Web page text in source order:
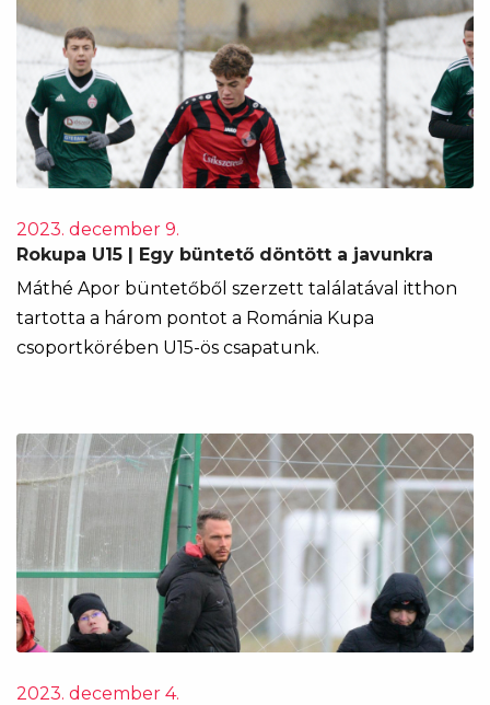
2023. december 9.
Rokupa U15 | Egy büntető döntött a javunkra
Máthé Apor büntetőből szerzett találatával itthon
tartotta a három pontot a Románia Kupa
csoportkörében U15-ös csapatunk.
2023. december 4.